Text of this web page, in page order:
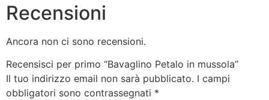
Recensioni
Ancora non ci sono recensioni.
Recensisci per primo “Bavaglino Petalo in mussola”
Il tuo indirizzo email non sarà pubblicato. I campi
obbligatori sono contrassegnati *